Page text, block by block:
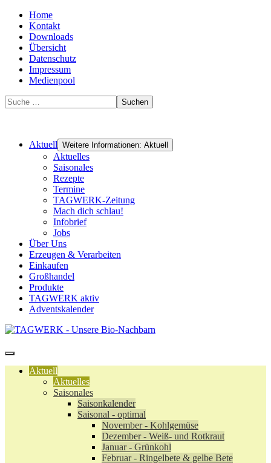
Home
Kontakt
Downloads
Übersicht
Datenschutz
Impressum
Medienpool
Suchen
Aktuell Weitere Informationen: Aktuell
Aktuelles
Saisonales
Rezepte
Termine
TAGWERK-Zeitung
Mach dich schlau!
Infobrief
Jobs
Über Uns
Erzeugen & Verarbeiten
Einkaufen
Großhandel
Produkte
TAGWERK aktiv
Adventskalender
Aktuell
Aktuelles
Saisonales
Saisonkalender
Saisonal - optimal
November - Kohlgemüse
Dezember - Weiß- und Rotkraut
Januar - Grünkohl
Februar - Ringelbete & gelbe Bete